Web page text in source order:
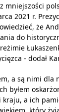
mniejszości
2021 r.
że
do
- dodał
a są nimi dla
a ich